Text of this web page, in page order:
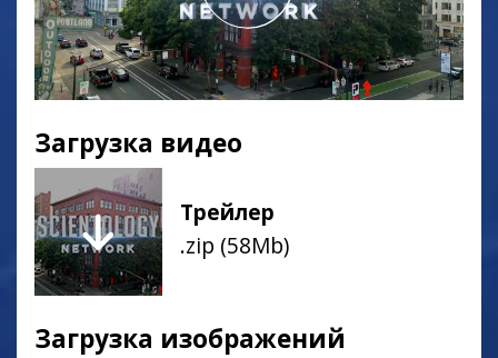
Загрузка видео
Трейлер
.zip (58Mb)
Загрузка изображений